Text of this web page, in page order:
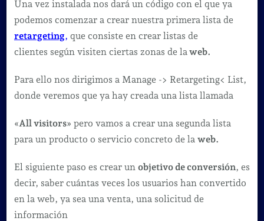
Una vez instalada nos dará un código con el que ya
podemos comenzar a crear nuestra primera lista de
retargeting, que consiste en crear listas de
clientes según visiten ciertas zonas de la web.
Para ello nos dirigimos a Manage -> Retargeting< List,
donde veremos que ya hay creada una lista llamada
«All visitors» pero vamos a crear una segunda lista
para un producto o servicio concreto de la web.
El siguiente paso es crear un objetivo de conversión, es
decir, saber cuántas veces los usuarios han convertido
en la web, ya sea una venta, una solicitud de
información